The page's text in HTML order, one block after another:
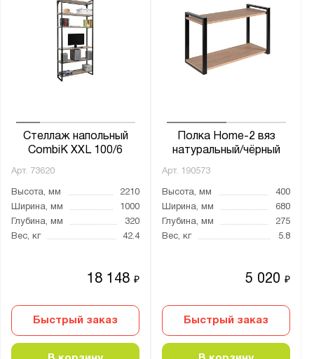
Стеллаж напольный
CombiK XXL 100/6
Арт. 73620
Высота, мм
2210
Ширина, мм
1000
Глубина, мм
320
Вес, кг
42.4
18 148₽
Быстрый заказ
Полка Home-2 вяз
натуральный/чёрный
Арт. 190573
Высота, мм
400
Ширина, мм
680
Глубина, мм
275
Вес, кг
5.8
5 020₽
Быстрый заказ